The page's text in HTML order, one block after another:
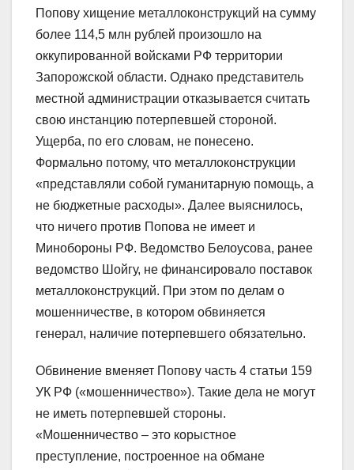
Попову хищение металлоконструкций на сумму
более 114,5 млн рублей произошло на
оккупированной войсками РФ территории
Запорожской области. Однако представитель
местной администрации отказывается считать
свою инстанцию потерпевшей стороной.
Ущерба, по его словам, не понесено.
Формально потому, что металлоконструкции
«представляли собой гуманитарную помощь, а
не бюджетные расходы». Далее выяснилось,
что ничего против Попова не имеет и
Минобороны РФ. Ведомство Белоусова, ранее
ведомство Шойгу, не финансировало поставок
металлоконструкций. При этом по делам о
мошенничестве, в котором обвиняется
генерал, наличие потерпевшего обязательно.
Обвинение вменяет Попову часть 4 статьи 159
УК РФ («мошенничество»). Такие дела не могут
не иметь потерпевшей стороны.
«Мошенничество – это корыстное
преступление, построенное на обмане